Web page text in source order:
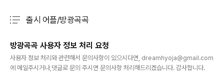
출시 어플/방광곡곡
방광곡곡 사용자 정보 처리 요청
사용자 정보 처리와 관련해서 문의사항이 있으시다면, dreamhyoja@gmail.com
에 메일주시거나,댓글로 문의 주시면 문의사항 처리해드리겠습니다. 감사합니다.